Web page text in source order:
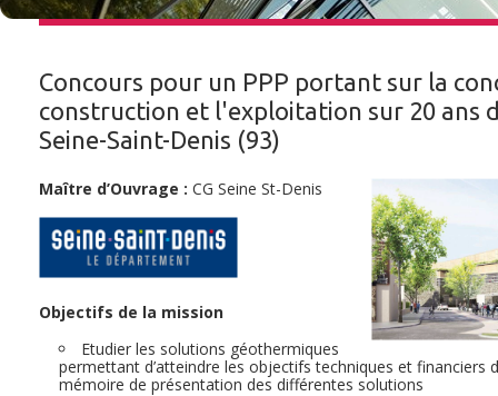
Concours pour un PPP portant sur la
construction et l'exploitation sur 20 ans
Seine-Saint-Denis (93)
Maître d’Ouvrage : CG Seine St-Denis
Objectifs de la mission
Etudier les solutions géothermiques
permettant d’atteindre les objectifs techniques et financiers
mémoire de présentation des différentes solutions